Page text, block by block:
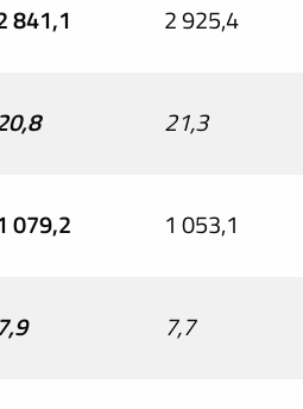
841,1 2 925,4
21,3
079,2 1 053,1
7,9 7,7